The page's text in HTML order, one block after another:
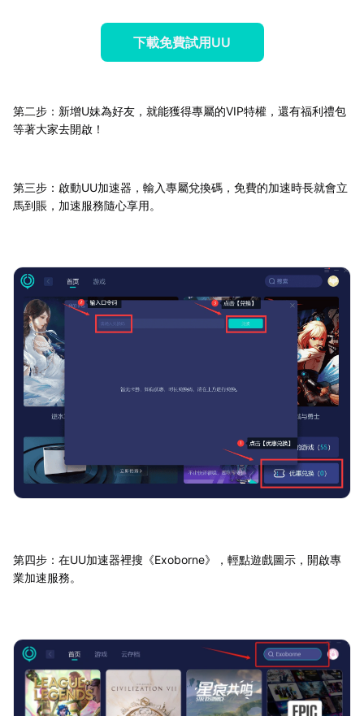
下載免費試用UU
第二步：新增U妹為好友，就能獲得專屬的VIP特權，還有福利禮包
等著大家去開啟！
第三步：啟動UU加速器，輸入專屬兌換碼，免費的加速時長就會立
馬到賬，加速服務隨心享用。
第四步：在UU加速器裡搜《Exoborne》，輕點遊戲圖示，開啟專
業加速服務。